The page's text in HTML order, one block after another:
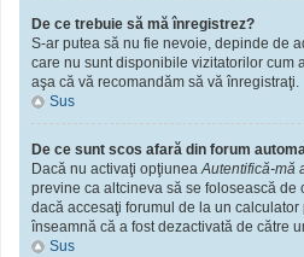
De ce trebuie să mă înregistrez?
S-ar putea să nu fie nevoie, depinde de
care nu sunt disponibile vizitatorilor cum
aşa că vă recomandăm să vă înregistraţi.
Sus
De ce sunt scos afară din forum
Dacă nu activaţi opţiuneaAutentifică-mă
previne ca altcineva să se folosească de
dacă accesaţi forumul de la un
înseamnă că a fost dezactivată de către
Sus